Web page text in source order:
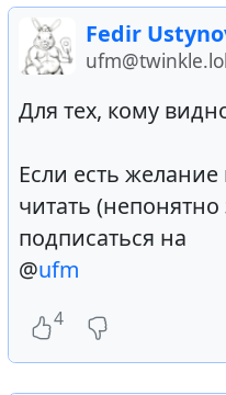
Fedir
ufm@twinkle.lol
Для тех, кому
Если есть
читать
подписаться на
@ufm
4